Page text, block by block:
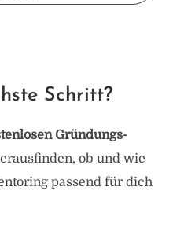
Schritt?
Gründungs-
ob und wie
passend für dich